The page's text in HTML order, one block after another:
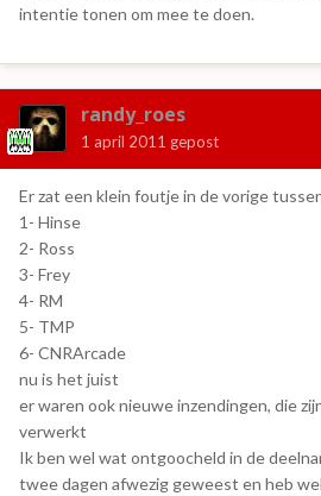
intentie tonen om mee te doen.
randy_roes
1 april 2011 gepost
Er zat een klein foutje in de vorige
1- Hinse
2- Ross
3- Frey
4- RM
5- TMP
6- CNRArcade
nu is het juist
er waren ook nieuwe inzendingen, die
verwerkt
Ik ben wel wat ontgoocheld in de
twee dagen afwezig geweest en heb